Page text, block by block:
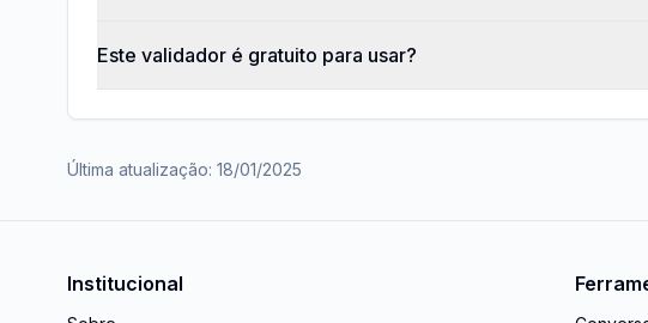
Este validador é gratuito para usar?
Última atualização: 18/01/2025
Institucional